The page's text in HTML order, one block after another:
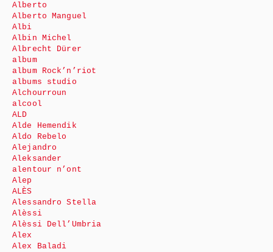
Alberto
Alberto Manguel
Albi
Albin Michel
Albrecht Dürer
album
album Rock’n’riot
albums studio
Alchourroun
alcool
ALD
Alde Hemendik
Aldo Rebelo
Alejandro
Aleksander
alentour n’ont
Alep
ALÈS
Alessandro Stella
Alèssi
Alèssi Dell’Umbria
Alex
Alex Baladi